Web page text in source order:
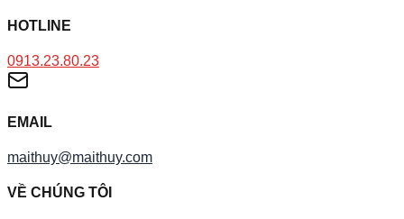
HOTLINE
0913.23.80.23
EMAIL
maithuy@maithuy.com
VỀ CHÚNG TÔI